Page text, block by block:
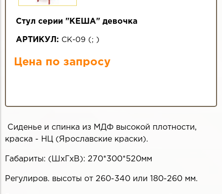
Стул серии "КЕША" девочка
АРТИКУЛ: СК-09 ( ; )
Цена по запросу
Сиденье и спинка из МДФ высокой плотности,
краска - НЦ (Ярославские краски).
Габариты: (ШхГхВ): 270*300*520мм
Регулиров. высоты от 260-340 или 180-260 мм.